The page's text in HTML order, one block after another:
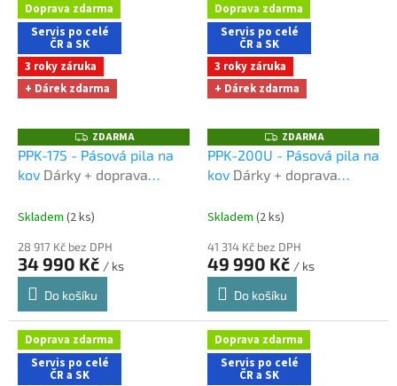
Doprava zdarma
Servis po celé
ČR a SK
3 roky záruka
+ Dárek zdarma
Z
D
A
R
ZDARMA
PPK-175 - Pásová pila na
kov Dárky + doprava
shopu
Skladem (2 ks)
28 917 Kč bez DPH
34 990 Kč / ks
Do košíku
Doprava zdarma
Servis po celé
ČR a SK
3 roky záruka
+ Dárek zdarma
Z
D
A
R
ZDARMA
PPK-200U - Pásová pila na
kov Dárky + doprava
shopu
Skladem (2 ks)
41 314 Kč bez DPH
49 990 Kč / ks
Do košíku
Doprava zdarma
Servis po celé
ČR a SK
Doprava zdarma
Servis po celé
ČR a SK